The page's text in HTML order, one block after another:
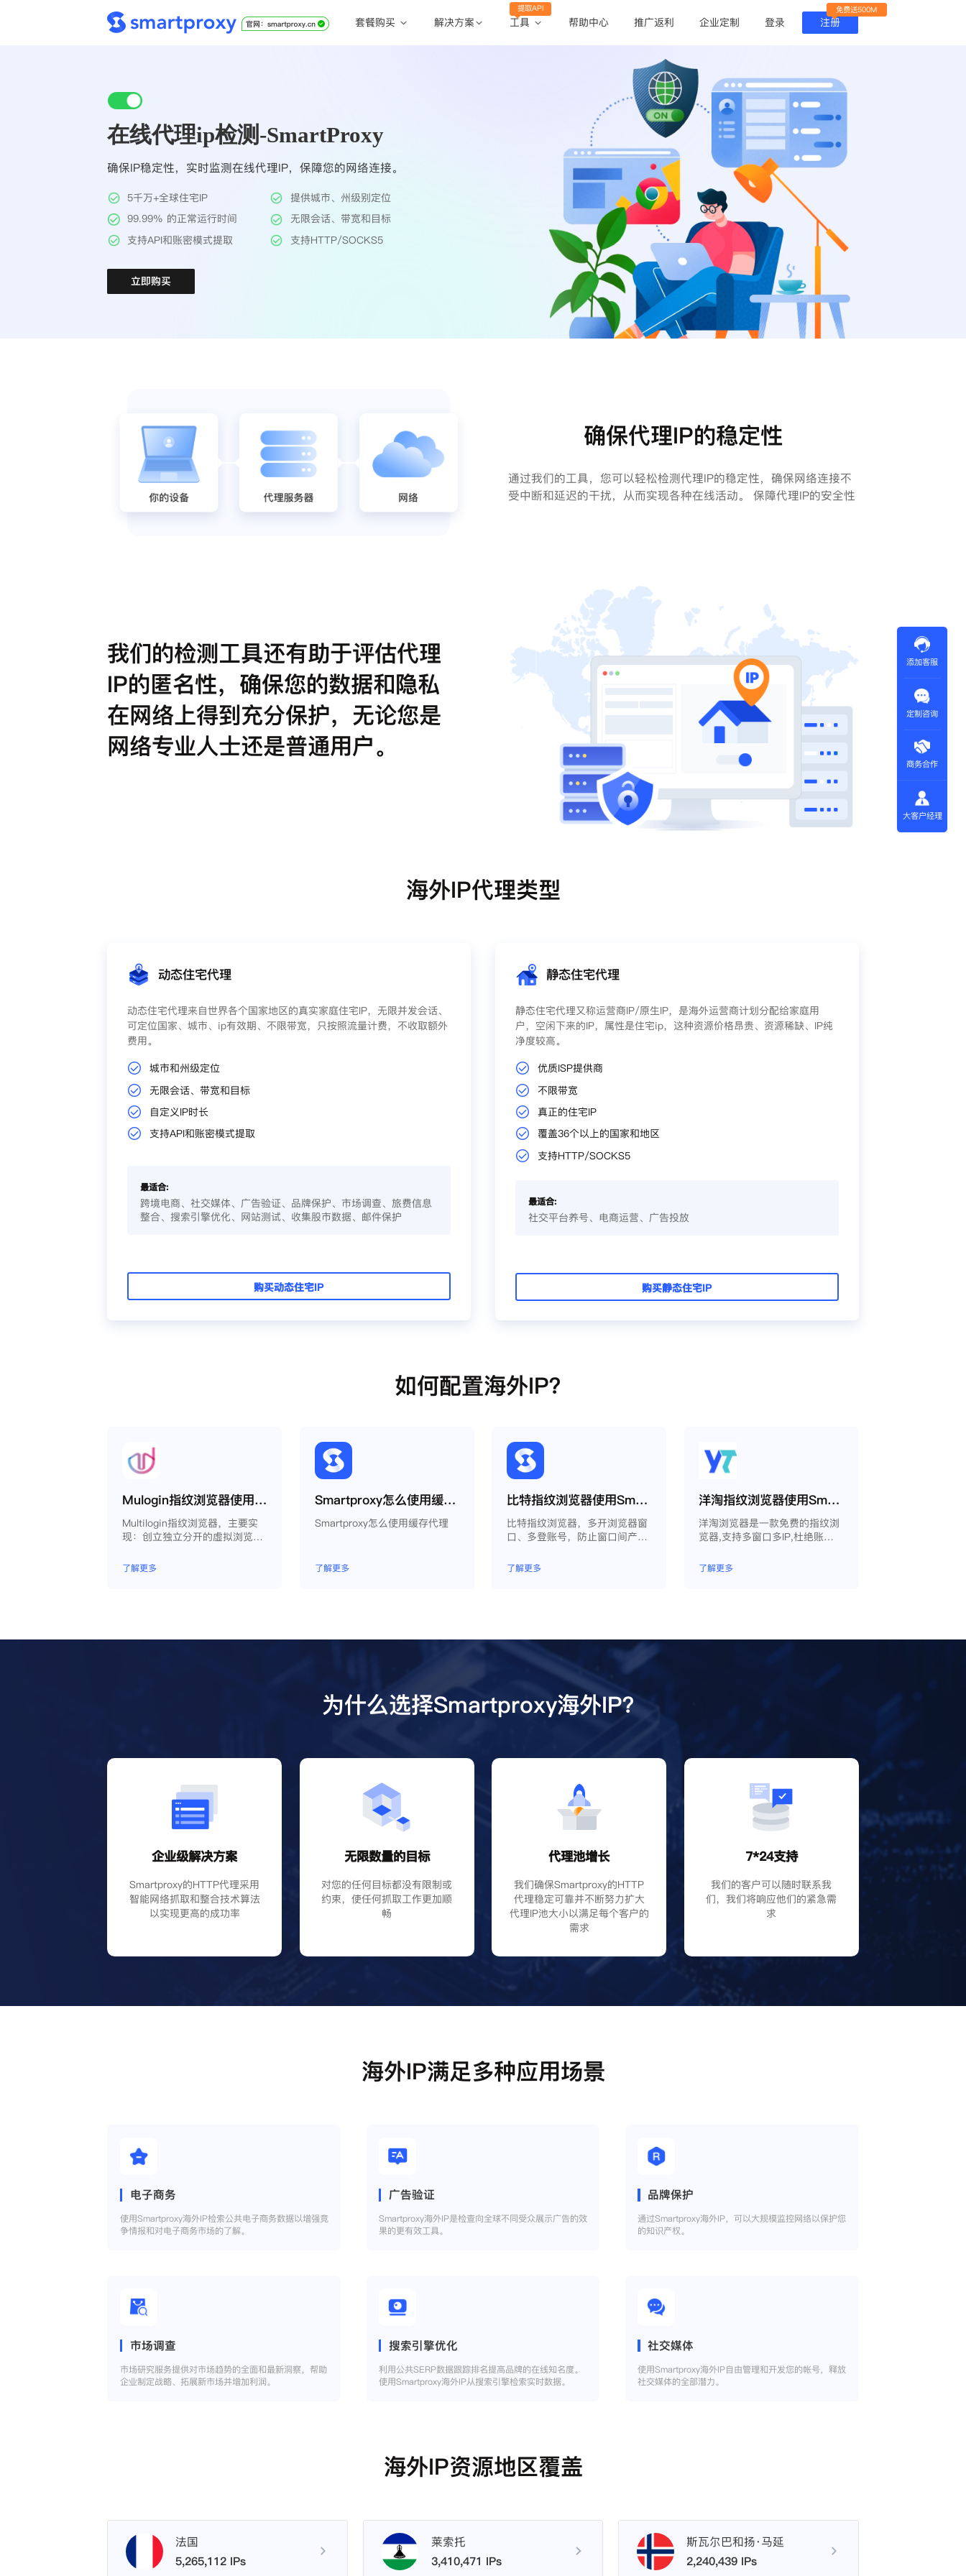
套餐购买 解决方案 工具
提取API
帮助中心 推广返利 企业定制 登录 注册
免费送500M
在线代理ip检测-SmartProxy
确保IP稳定性，实时监测在线代理IP，保障您的网络连接。
5千万+全球住宅IP
提供城市、州级别定位
99.99% 的正常运行时间
无限会话、带宽和目标
支持API和账密模式提取
支持HTTP/SOCKS5
立即购买
确保代理IP的稳定性
通过我们的工具，您可以轻松检测代理IP的稳定性，确保网络连接不
受中断和延迟的干扰，从而实现各种在线活动。 保障代理IP的安全性
我们的检测工具还有助于评估代理
IP的匿名性，确保您的数据和隐私
在网络上得到充分保护，无论您是
网络专业人士还是普通用户。
海外IP代理类型
动态住宅代理
动态住宅代理来自世界各个国家地区的真实家庭住宅IP，无限并发会话、
可定位国家、城市、ip有效期、不限带宽，只按照流量计费，不收取额外
费用。
城市和州级定位
无限会话、带宽和目标
自定义IP时长
支持API和账密模式提取
最适合:
跨境电商、社交媒体、广告验证、品牌保护、市场调查、旅费信息
整合、搜索引擎优化、网站测试、收集股市数据、邮件保护
购买动态住宅IP
静态住宅代理
静态住宅代理又称运营商IP/原生IP，是海外运营商计划分配给家庭用
户，空闲下来的IP，属性是住宅ip，这种资源价格昂贵、资源稀缺、IP纯
净度较高。
优质ISP提供商
不限带宽
真正的住宅IP
覆盖36个以上的国家和地区
支持HTTP/SOCKS5
最适合:
社交平台养号、电商运营、广告投放
购买静态住宅IP
如何配置海外IP？
Mulogin指纹浏览器使用Smartproxy教程
Multilogin指纹浏览器，主要实
现：创立独立分开的虚拟浏览器
重浏览器文件，展开团队协作，
构建商务工作流程，开发网络自
了解更多
Smartproxy怎么使用缓存代理
Smartproxy怎么使用缓存代理
了解更多
比特指纹浏览器使用Smartproxy教程
比特指纹浏览器，多开浏览器窗
口、多登账号，防止窗口间产生
模拟独立的电脑信息，模拟不同
的IP地址，使得相互间完全环境
了解更多
洋淘指纹浏览器使用Smartproxy教程
洋淘浏览器是一款免费的指纹浏
览器,支持多窗口多IP,杜绝账户
了解更多
为什么选择Smartproxy海外IP？
企业级解决方案
Smartproxy的HTTP代理采用
智能网络抓取和整合技术算法
以实现更高的成功率
无限数量的目标
对您的任何目标都没有限制或
约束，使任何抓取工作更加顺
畅
代理池增长
我们确保Smartproxy的HTTP
代理稳定可靠并不断努力扩大
代理IP池大小以满足每个客户的
需求
7*24支持
我们的客户可以随时联系我
们，我们将响应他们的紧急需
求
海外IP满足多种应用场景
电子商务
使用Smartproxy海外IP检索公共电子商务数据以增强竞
争情报和对电子商务市场的了解。
广告验证
Smartproxy海外IP是检查向全球不同受众展示广告的效
果的更有效工具。
品牌保护
通过Smartproxy海外IP，可以大规模监控网络以保护您
的知识产权。
市场调查
市场研究服务提供对市场趋势的全面和最新洞察，帮助
企业制定战略、拓展新市场并增加利润。
搜索引擎优化
利用公共SERP数据跟踪排名提高品牌的在线知名度。
使用Smartproxy海外IP从搜索引擎检索实时数据。
社交媒体
使用Smartproxy海外IP自由管理和开发您的帐号，释放
社交媒体的全部潜力。
海外IP资源地区覆盖
法国
5,265,112 IPs
莱索托
3,410,471 IPs
斯瓦尔巴和扬·马延
2,240,439 IPs
添加客服
定制咨询
商务合作
大客户经理